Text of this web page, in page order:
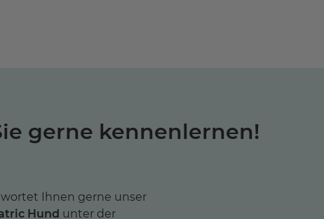
gerne kennenlernen!
Ihnen gerne unser
Hund unter der